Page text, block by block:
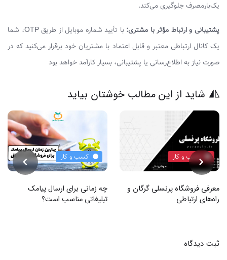
یک‌بارمصرف جلوگیری می‌کند.
پشتیبانی و ارتباط مؤثر با مشتری:
با تأیید شماره موبایل از طریق OTP، شما
یک کانال ارتباطی معتبر و قابل اعتماد با مشتریان خود برقرار می‌کنید که در
صورت نیاز به اطلاع‌رسانی یا پشتیبانی، بسیار کارآمد خواهد بود
شاید از این مطالب خوشتان بیاید
کسب و کار
معرفی فروشگاه پرنسلی گرگان و
راه‌های ارتباطی
کسب و کار
چه زمانی برای ارسال پیامک
تبلیغاتی مناسب است؟
ثبت دیدگاه